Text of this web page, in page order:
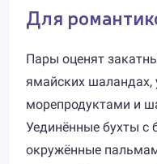
Для
Пары оценят
ямайских шаландах,
морепродуктами и
Уединённые бухты с
окружённые